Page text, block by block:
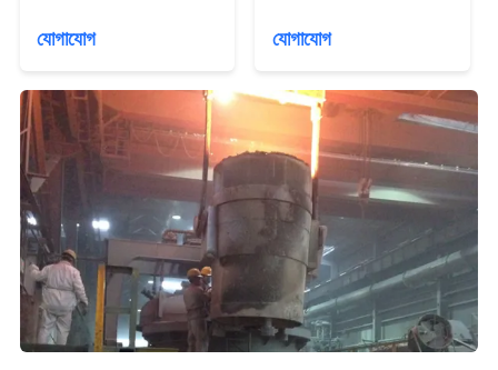
SITEMAP
PRIVACY
POLICY
যোগাযোগ যোগাযোগ